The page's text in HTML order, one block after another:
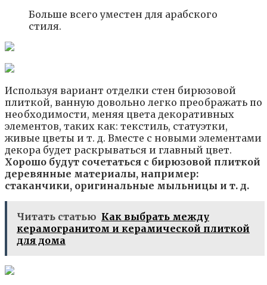
Больше всего уместен для арабского
стиля.
Используя вариант отделки стен бирюзовой
плиткой, ванную довольно легко преображать по
необходимости, меняя цвета декоративных
элементов, таких как: текстиль, статуэтки,
живые цветы и т. д. Вместе с новыми элементами
декора будет раскрываться и главный цвет.
Хорошо будут сочетаться с бирюзовой плиткой
деревянные материалы, например:
стаканчики, оригинальные мыльницы и т. д.
Читать статью Как выбрать между
керамогранитом и керамической плиткой
для дома